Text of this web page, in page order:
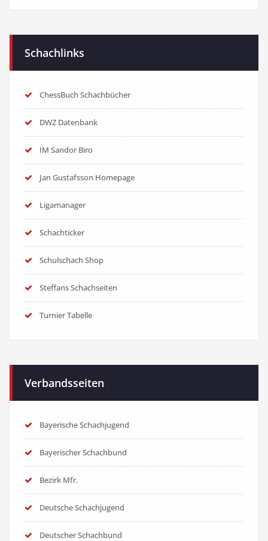
Schachlinks
ChessBuch Schachbücher
DWZ Datenbank
IM Sandor Biro
Jan Gustafsson Homepage
Ligamanager
Schachticker
Schulschach Shop
Steffans Schachseiten
Turnier Tabelle
Verbandsseiten
Bayerische Schachjugend
Bayerischer Schachbund
Bezirk Mfr.
Deutsche Schachjugend
Deutscher Schachbund